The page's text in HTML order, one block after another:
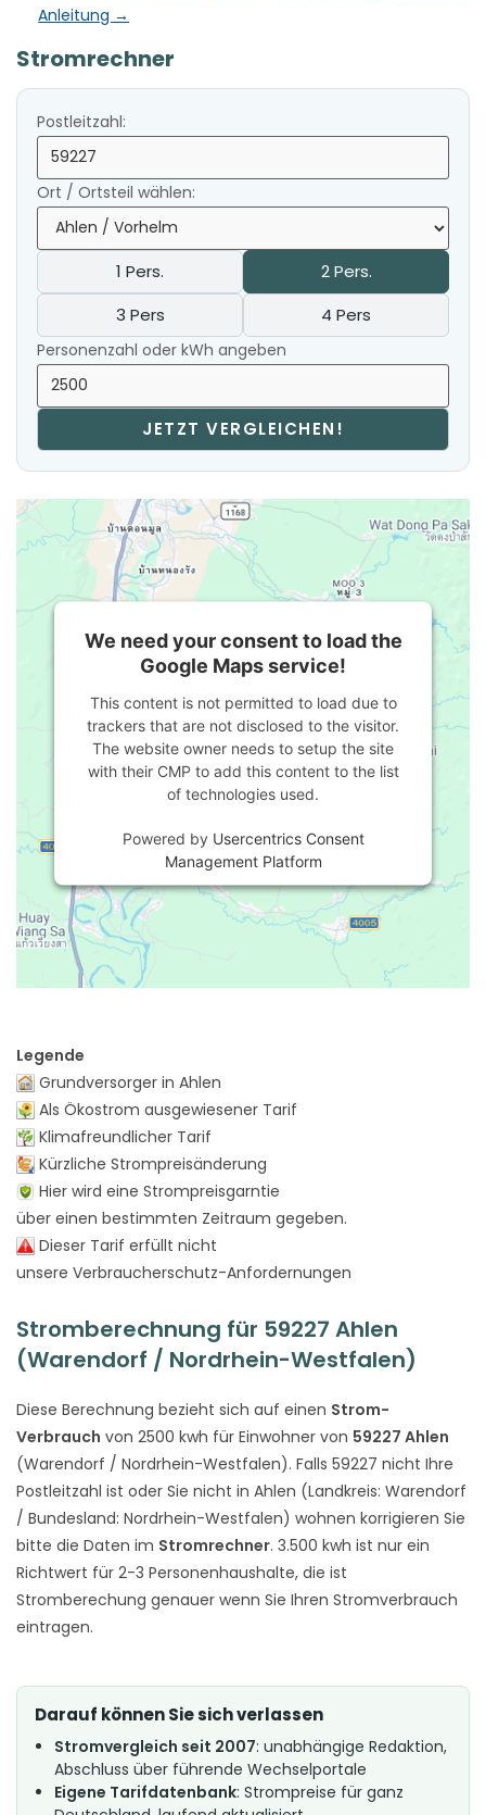
Anleitung →
Stromrechner
Postleitzahl:
Ort / Ortsteil wählen:
1 Pers.
2 Pers.
3 Pers
4 Pers
Personenzahl oder kWh angeben
JETZT VERGLEICHEN!
We need your consent to load the
Google Maps service!
This content is not permitted to load due to
trackers that are not disclosed to the visitor.
The website owner needs to setup the site
with their CMP to add this content to the list
of technologies used.
Powered by Usercentrics Consent
Management Platform
Legende
Grundversorger in Ahlen
Als Ökostrom ausgewiesener Tarif
Klimafreundlicher Tarif
Kürzliche Strompreisänderung
Hier wird eine Strompreisgarntie
über einen bestimmten Zeitraum gegeben.
Dieser Tarif erfüllt nicht
unsere Verbraucherschutz-Anfordernungen
Stromberechnung für 59227 Ahlen
(Warendorf / Nordrhein-Westfalen)
Diese Berechnung bezieht sich auf einen Strom-
Verbrauch von 2500 kwh für Einwohner von 59227 Ahlen
(Warendorf / Nordrhein-Westfalen). Falls 59227 nicht Ihre
Postleitzahl ist oder Sie nicht in Ahlen (Landkreis: Warendorf
/ Bundesland: Nordrhein-Westfalen) wohnen korrigieren Sie
bitte die Daten im Stromrechner. 3.500 kwh ist nur ein
Richtwert für 2-3 Personenhaushalte, die ist
Stromberechung genauer wenn Sie Ihren Stromverbrauch
eintragen.
Darauf können Sie sich verlassen
Stromvergleich seit 2007: unabhängige Redaktion,
Abschluss über führende Wechselportale
Eigene Tarifdatenbank: Strompreise für ganz